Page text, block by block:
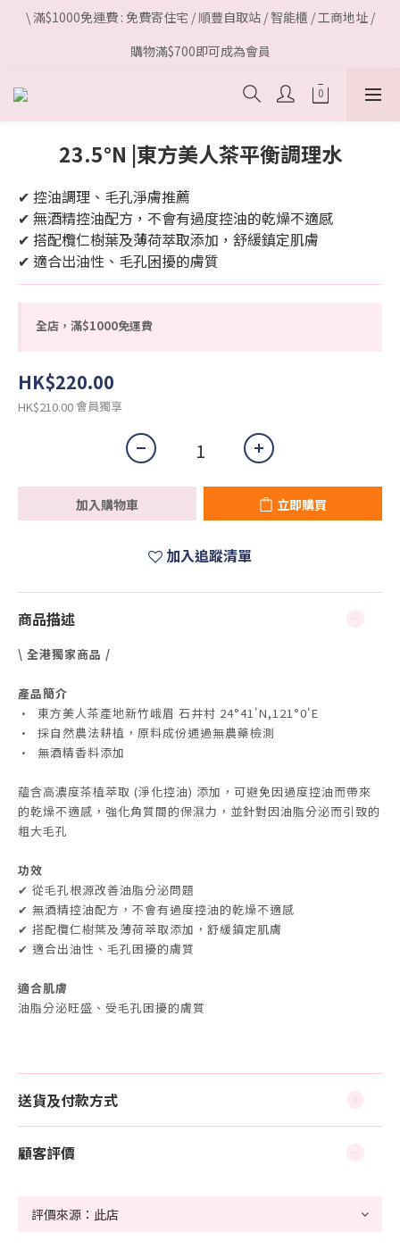
\ 滿$1000免運費 : 免費寄住宅 / 順豐自取站 / 智能櫃 / 工商地址 /
購物滿$700即可成為會員
23.5°N |東方美人茶平衡調理水
✔ 控油調理、毛孔淨膚推薦
✔ 無酒精控油配方，不會有過度控油的乾燥不適感
✔ 搭配欖仁樹葉及薄荷萃取添加，舒緩鎮定肌膚
✔ 適合出油性、毛孔困擾的膚質
全店，滿$1000免運費
HK$220.00
HK$210.00會員獨享
加入購物車 立即購買
加入追蹤清單
商品描述
\ 全港獨家商品 /
產品簡介
• 東方美人茶產地新竹峨眉 石井村 24°41'N,121°0'E
• 採自然農法耕植，原料成份通過無農藥檢測
• 無酒精香料添加
蘊含高濃度茶植萃取 (淨化控油) 添加，可避免因過度控油而帶來
的乾燥不適感，強化角質間的保濕力，並針對因油脂分泌而引致的
粗大毛孔
功效
✔ 從毛孔根源改善油脂分泌問題
✔ 無酒精控油配方，不會有過度控油的乾燥不適感
✔ 搭配欖仁樹葉及薄荷萃取添加，舒緩鎮定肌膚
✔ 適合出油性、毛孔困擾的膚質
適合肌膚
油脂分泌旺盛、受毛孔困擾的膚質
送貨及付款方式
顧客評價